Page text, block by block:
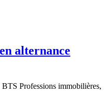
alternance
Professions immobilières,